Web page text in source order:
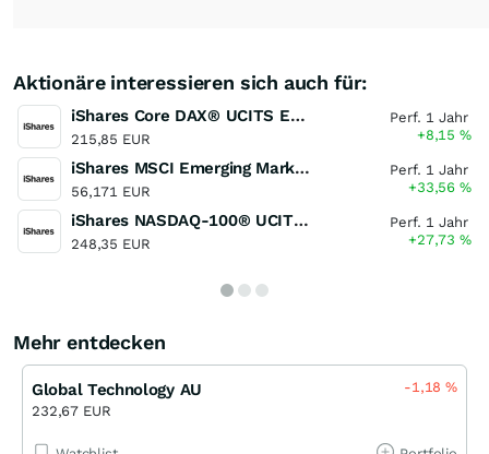
Aktionäre interessieren sich auch für:
iShares Core DAX® UCITS ETF (DE)
215,85 EUR
Perf. 1 Jahr
+8,15%
iShares MSCI Emerging Markets UCITS ETF (Dist)
56,171 EUR
Perf. 1 Jahr
+33,56%
iShares NASDAQ-100® UCITS ETF (DE)
248,35 EUR
Perf. 1 Jahr
+27,73%
Mehr entdecken
Global Technology AU
232,67 EUR
-1,18%